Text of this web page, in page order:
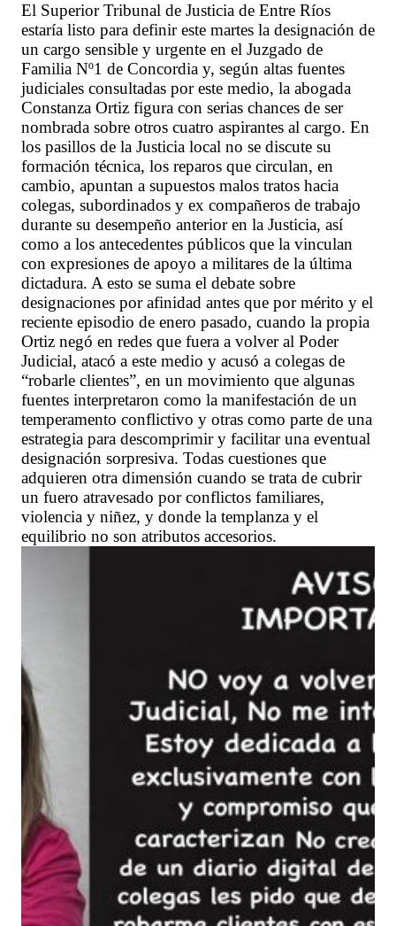
El Superior Tribunal de Justicia de Entre Ríos
estaría listo para definir este martes la designación de
un cargo sensible y urgente en el Juzgado de
Familia Nº1 de Concordia y, según altas fuentes
judiciales consultadas por este medio, la abogada
Constanza Ortiz figura con serias chances de ser
nombrada sobre otros cuatro aspirantes al cargo. En
los pasillos de la Justicia local no se discute su
formación técnica, los reparos que circulan, en
cambio, apuntan a supuestos malos tratos hacia
colegas, subordinados y ex compañeros de trabajo
durante su desempeño anterior en la Justicia, así
como a los antecedentes públicos que la vinculan
con expresiones de apoyo a militares de la última
dictadura. A esto se suma el debate sobre
designaciones por afinidad antes que por mérito y el
reciente episodio de enero pasado, cuando la propia
Ortiz negó en redes que fuera a volver al Poder
Judicial, atacó a este medio y acusó a colegas de
“robarle clientes”, en un movimiento que algunas
fuentes interpretaron como la manifestación de un
temperamento conflictivo y otras como parte de una
estrategia para descomprimir y facilitar una eventual
designación sorpresiva. Todas cuestiones que
adquieren otra dimensión cuando se trata de cubrir
un fuero atravesado por conflictos familiares,
violencia y niñez, y donde la templanza y el
equilibrio no son atributos accesorios.